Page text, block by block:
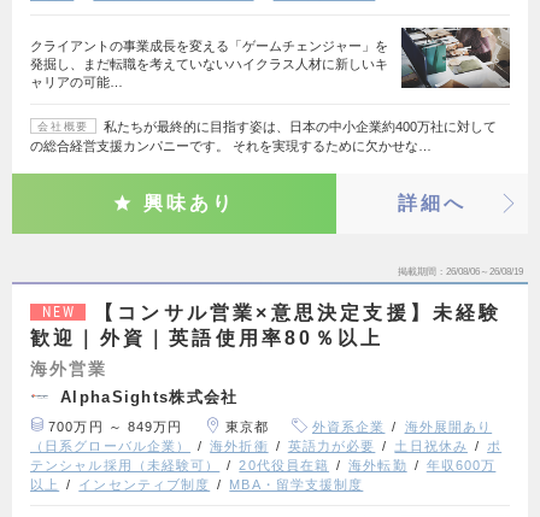
クライアントの事業成長を変える「ゲームチェンジャー」を
発掘し、まだ転職を考えていないハイクラス人材に新しいキ
ャリアの可能…
会社概要
私たちが最終的に目指す姿は、日本の中小企業約400万社に対して
の総合経営支援カンパニーです。 それを実現するために欠かせな…
興味あり 詳細へ
掲載期間 26/08/06～26/08/19
NEW
【コンサル営業×意思決定支援】未経験
歓迎｜外資｜英語使用率80％以上
海外営業
AlphaSights株式会社
700万円 ～ 849万円 東京都 外資系企業
海外展開あり
（日系グローバル企業）
海外折衝 英語力が必要 土日祝休み
ポ
テンシャル採用（未経験可）
20代役員在籍 海外転勤
年収600万
以上
インセンティブ制度 MBA・留学支援制度